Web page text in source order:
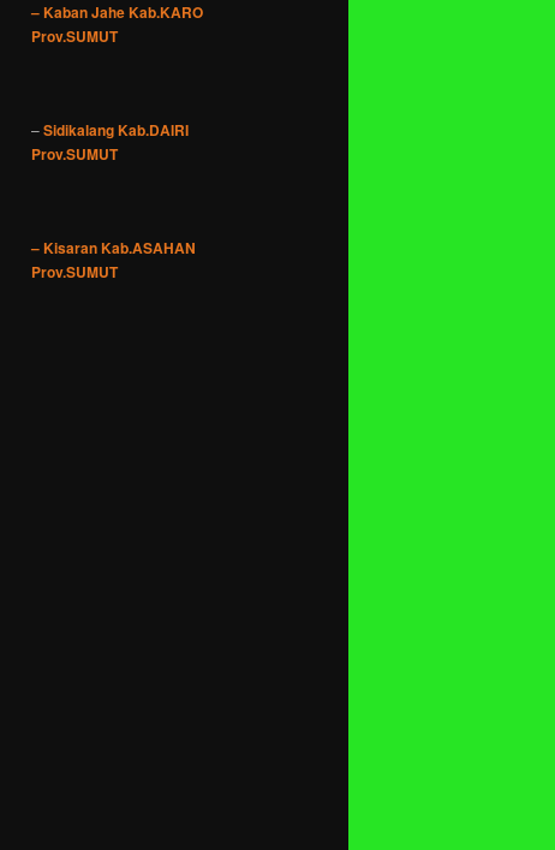
– Kaban Jahe Kab.KARO
Prov.SUMUT
–Sidikalang Kab.DAIRI
Prov.SUMUT
– Kisaran Kab.ASAHAN
Prov.SUMUT